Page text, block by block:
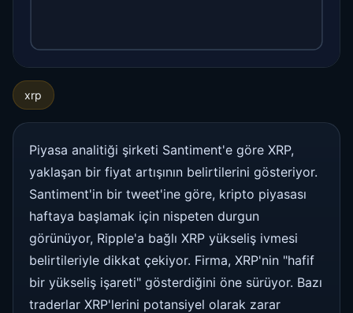
xrp
Piyasa analitiği şirketi Santiment'e göre XRP,
yaklaşan bir fiyat artışının belirtilerini gösteriyor.
Santiment'in bir tweet'ine göre, kripto piyasası
haftaya başlamak için nispeten durgun
görünüyor, Ripple'a bağlı XRP yükseliş ivmesi
belirtileriyle dikkat çekiyor. Firma, XRP'nin "hafif
bir yükseliş işareti" gösterdiğini öne sürüyor. Bazı
traderlar XRP'lerini potansiyel olarak zarar